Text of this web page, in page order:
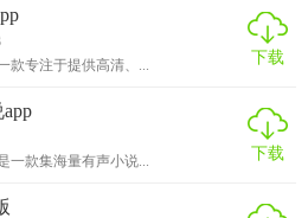
款专注于提供高清、...
下载
一款集海量有声小说...
下载